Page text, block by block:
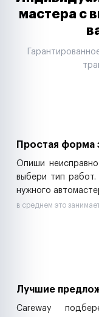
Автодилеры
Строительные
Аренда спецтехники
мастера с
Простая форма
Опиши
выбери тип
нужного
в среднем это
Лучшие
Careway